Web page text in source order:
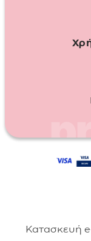
Κατασκευή